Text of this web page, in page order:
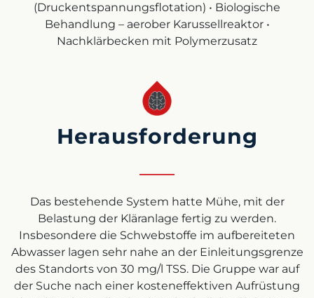
(Druckentspannungsflotation) • Biologische
Behandlung – aerober Karussellreaktor •
Nachklärbecken mit Polymerzusatz
Herausforderung
Das bestehende System hatte Mühe, mit der
Belastung der Kläranlage fertig zu werden.
Insbesondere die Schwebstoffe im aufbereiteten
Abwasser lagen sehr nahe an der Einleitungsgrenze
des Standorts von 30 mg/l TSS. Die Gruppe war auf
der Suche nach einer kosteneffektiven Aufrüstung